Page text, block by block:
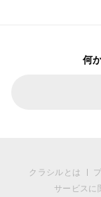
何
クラシルとは
サービスに